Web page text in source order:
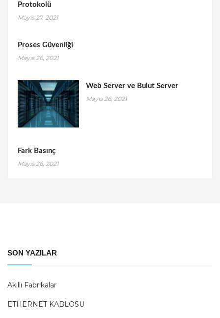
Protokolü
Mayıs 27, 2021
Proses Güvenliği
Mayıs 26, 2021
Web Server ve Bulut Server
Mayıs 26, 2021
Fark Basınç
Mayıs 26, 2021
SON YAZILAR
Akıllı Fabrikalar
ETHERNET KABLOSU